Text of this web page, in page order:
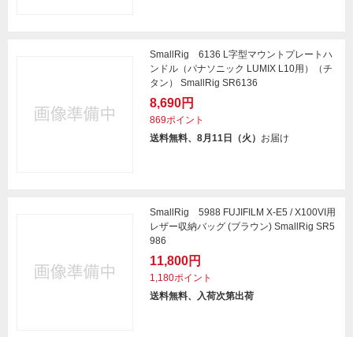
SmallRig 6136 L字型マウントプレートハ
ンドル（パナソニック LUMIX L10用）（チ
タン） SmallRig SR6136
8,690円
869ポイント
送料無料、8月11日（火） お届け
SmallRig 5988 FUJIFILM X-E5 / X100VI用
レザー収納バッグ (ブラウン) SmallRig SR5
986
11,800円
1,180ポイント
送料無料、入荷次第出荷